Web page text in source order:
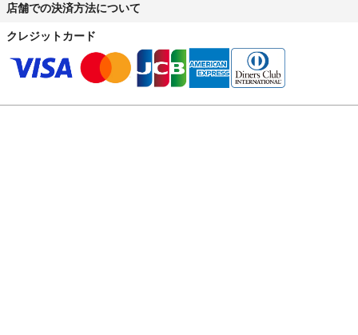
店舗での決済方法について
クレジットカード